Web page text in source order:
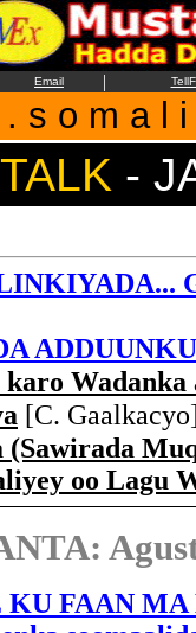
Email |
s o m a l
-
Wadanka
[C.
(Sawirada
oo Lagu
FAAN MA